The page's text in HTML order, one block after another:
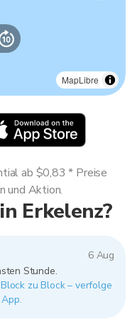
MapLibre
Erkelenz?
6 Aug
Stunde.
zu Block – verfolge
ab $0,83 * Preise
und Aktion.